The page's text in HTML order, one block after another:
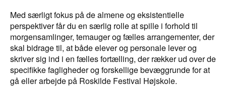
Med særligt fokus på de almene og eksistentielle
perspektiver får du en særlig rolle at spille i forhold til
morgensamlinger, temauger og fælles arrangementer, der
skal bidrage til, at både elever og personale lever og
skriver sig ind i en fælles fortælling, der rækker ud over de
specifikke fagligheder og forskellige bevæggrunde for at
gå eller arbejde på Roskilde Festival Højskole.